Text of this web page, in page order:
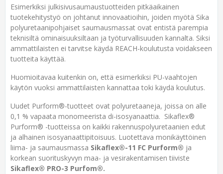
Esimerkiksi julkisivusaumaustuotteiden pitkäaikainen
tuotekehitystyö on johtanut innovaatioihin, joiden myötä Sika
polyuretaanipohjaiset saumausmassat ovat entistä parempia
teknisiltä ominaisuuksiltaan ja työturvallisuuden kannalta. Siksi
ammattilaisten ei tarvitse käydä REACH-koulutusta voidakseen
tuotteita käyttää.
Huomioitavaa kuitenkin on, että esimerkiksi PU-vaahtojen
käytön vuoksi ammattilaisten kannattaa toki käydä koulutus.
Uudet Purform®-tuotteet ovat polyuretaaneja, joissa on alle
0,1 % vapaata monomeerista di-isosyanaattia. Sikaflex®
Purform® -tuotteissa on kaikki rakennuspolyuretaanien edut
ja alhainen isosyanaattipitoisuus. Luotettava monikäyttöinen
liima- ja saumausmassa Sikaflex®-11 FC Purform® ja
korkean suorituskyvyn maa- ja vesirakentamisen tiiviste
Sikaflex® PRO-3 Purfom®.